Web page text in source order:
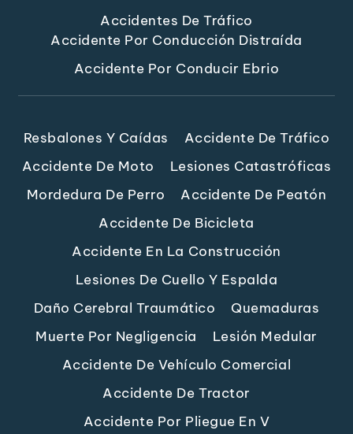
Accidentes De Tráfico
Accidente Por Conducción Distraída
Accidente Por Conducir Ebrio
Resbalones Y Caídas
Accidente De Tráfico
Accidente De Moto
Lesiones Catastróficas
Mordedura De Perro
Accidente De Peatón
Accidente De Bicicleta
Accidente En La Construcción
Lesiones De Cuello Y Espalda
Daño Cerebral Traumático
Quemaduras
Muerte Por Negligencia
Lesión Medular
Accidente De Vehículo Comercial
Accidente De Tractor
Accidente Por Pliegue En V